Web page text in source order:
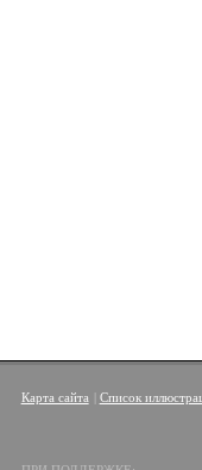
Карта сайта| Список